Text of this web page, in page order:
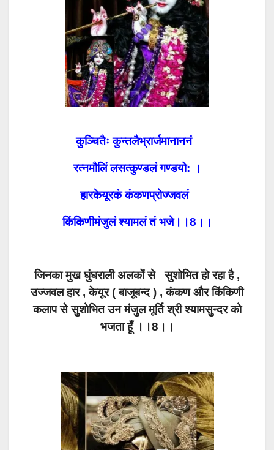
कुञ्चितैः कुन्तलैभ्रार्जमानाननं
रत्नमौलिं लसत्कुण्डलं गण्डयो: ।
हारकेयूरकं कंकणप्रोज्जवलं
किंकिणीमंजुलं श्यामलं तं भजे।।8।।
जिनका मुख घुंघराली अलकों से सुशोभित हो रहा है ,
उज्जवल हार , केयूर ( बाजूबन्द ) , कंकण और किंकिणी
कलाप से सुशोभित उन मंजुल मूर्ति श्री श्यामसुन्दर को
भजता हूँ ।।8।।